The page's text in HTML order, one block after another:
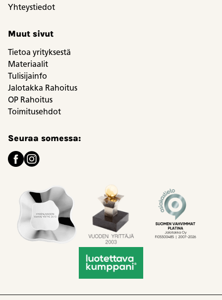
Yhteystiedot
Muut sivut
Tietoa yrityksestä
Materiaalit
Tulisijainfo
Jalotakka Rahoitus
OP Rahoitus
Toimitusehdot
Seuraa somessa: